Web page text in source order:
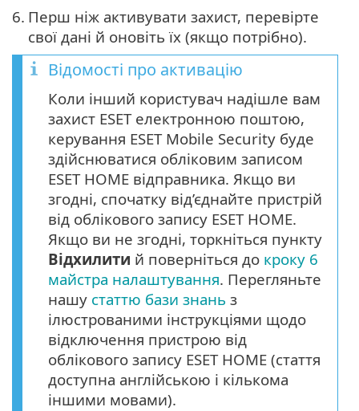
6. Перш ніж активувати захист, перевірте
свої дані й оновіть їх (якщо потрібно).
Відомості про активацію
Коли інший користувач надішле вам
захист ESET електронною поштою,
керування ESET Mobile Security буде
здійснюватися обліковим записом
ESET HOME відправника. Якщо ви
згодні, спочатку від’єднайте пристрій
від облікового запису ESET HOME.
Якщо ви не згодні, торкніться пункту
Відхилити й поверніться до кроку 6
майстра налаштування. Перегляньте
нашу статтю бази знань з
ілюстрованими інструкціями щодо
відключення пристрою від
облікового запису ESET HOME (стаття
доступна англійською і кількома
іншими мовами).